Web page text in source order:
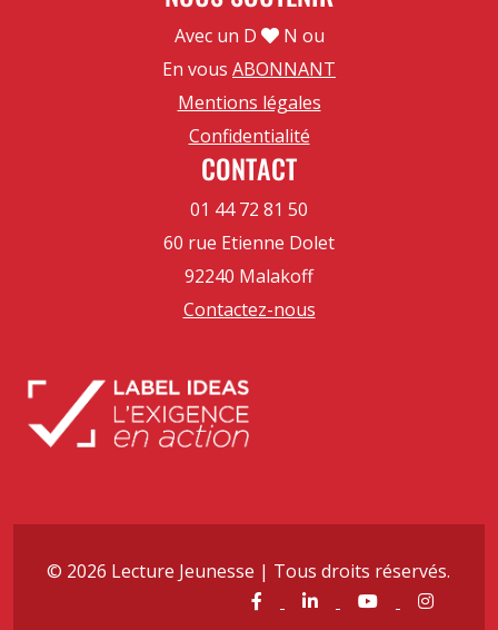
Avec un D
N ou
En vous ABONNANT
Mentions légales
Confidentialité
CONTACT
01 44 72 81 50
60 rue Etienne Dolet
92240 Malakoff
Contactez-nous
© 2026 Lecture Jeunesse | Tous droits réservés.